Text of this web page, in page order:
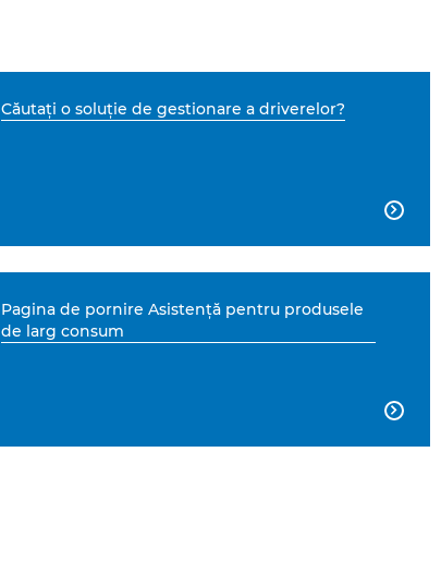
Căutaţi o soluţie de gestionare a driverelor?

Pagina de pornire Asistenţă pentru produsele
de larg consum
